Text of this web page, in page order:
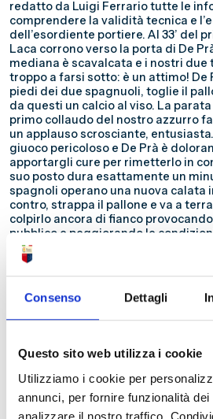
Consenso Dettagli
Questo sito web utilizza i cookie
Utilizziamo i cookie per
annunci, per fornire funzionalità
analizzare il nostro traffico.
redatto da Luigi Ferrario tutte le
comprendere la validità tecnica e
dell’esordiente portiere. Al 33’ del
Laca corrono verso la porta di De
mediana è scavalcata e i nostri
troppo a farsi sotto: è un attimo! De
piedi dei due spagnuoli, toglie il
da questi un calcio al viso. La
primo collaudo del nostro azzurro
un applauso scrosciante,
giuoco pericoloso e De Prà è
apportargli cure per rimetterlo in
suo posto dura esattamente un
spagnoli operano una nuova calata
contro, strappa il pallone e va a
colpirlo ancora di fianco
pubblico e peggiorando le
estremo difensore che, pure
posto.”. “ è Laca che va tutto solo
sventa l’azione col solito grande
riprende il
e si lancia addosso a
in giuoco pericoloso , rimanendo
calcio . Qui si verifica un
calcio a danno del nostro portiere.
giustamente alla esclusione di
eroismi di De Prà, che qual fibra di
italiana, si spezza anziché piegarsi,
pubblico in una immensa ovazione